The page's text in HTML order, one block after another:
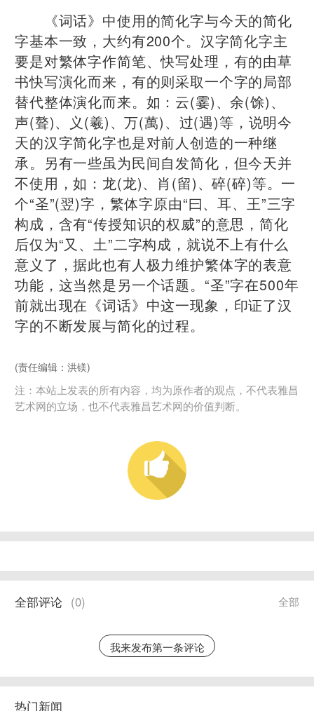
《词话》中使用的简化字与今天的简化
字基本一致，大约有200个。汉字简化字主
要是对繁体字作简笔、快写处理，有的由草
书快写演化而来，有的则采取一个字的局部
替代整体演化而来。如：云(霎)、余(馀)、
声(聱)、义(羲)、万(萬)、过(遇)等，说明今
天的汉字简化字也是对前人创造的一种继
承。另有一些虽为民间自发简化，但今天并
不使用，如：龙(龙)、肖(留)、碎(碎)等。一
个“圣”(翌)字，繁体字原由“曰、耳、王”三字
构成，含有“传授知识的权威”的意思，简化
后仅为“又、土”二字构成，就说不上有什么
意义了，据此也有人极力维护繁体字的表意
功能，这当然是另一个话题。“圣”字在500年
前就出现在《词话》中这一现象，印证了汉
字的不断发展与简化的过程。
(责任编辑：洪镁)
注：本站上发表的所有内容，均为原作者的观点，不代表雅昌
艺术网的立场，也不代表雅昌艺术网的价值判断。
全部
全部评论 (0)
我来发布第一条评论
热门新闻